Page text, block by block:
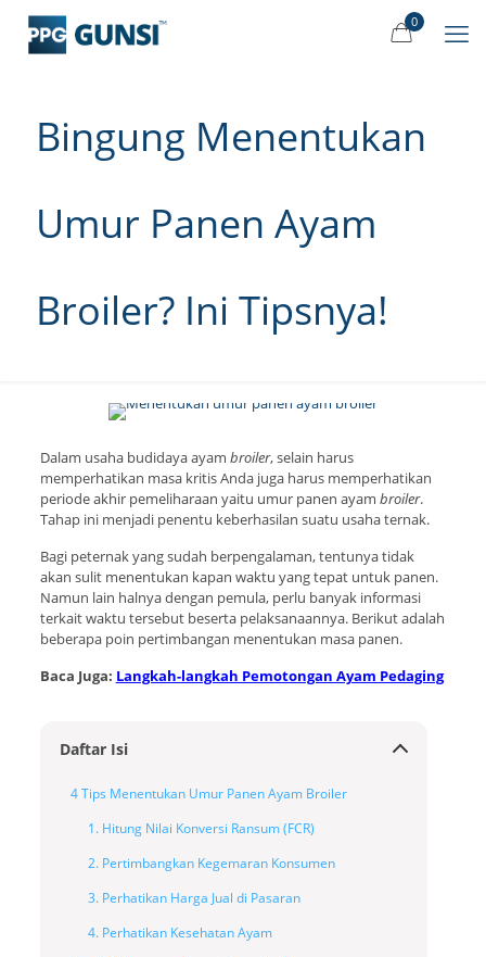
0
Bingung Menentukan
Umur Panen Ayam
Broiler? Ini Tipsnya!
Dalam usaha budidaya ayam broiler, selain harus
memperhatikan masa kritis Anda juga harus memperhatikan
periode akhir pemeliharaan yaitu umur panen ayam broiler.
Tahap ini menjadi penentu keberhasilan suatu usaha ternak.
Bagi peternak yang sudah berpengalaman, tentunya tidak
akan sulit menentukan kapan waktu yang tepat untuk panen.
Namun lain halnya dengan pemula, perlu banyak informasi
terkait waktu tersebut beserta pelaksanaannya. Berikut adalah
beberapa poin pertimbangan menentukan masa panen.
Baca Juga: Langkah-langkah Pemotongan Ayam Pedaging
Daftar Isi
4 Tips Menentukan Umur Panen Ayam Broiler
1. Hitung Nilai Konversi Ransum (FCR)
2. Pertimbangkan Kegemaran Konsumen
3. Perhatikan Harga Jual di Pasaran
4. Perhatikan Kesehatan Ayam